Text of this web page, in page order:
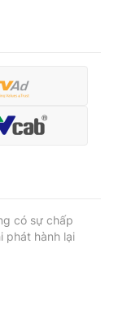
có sự chấp
phát hành lại